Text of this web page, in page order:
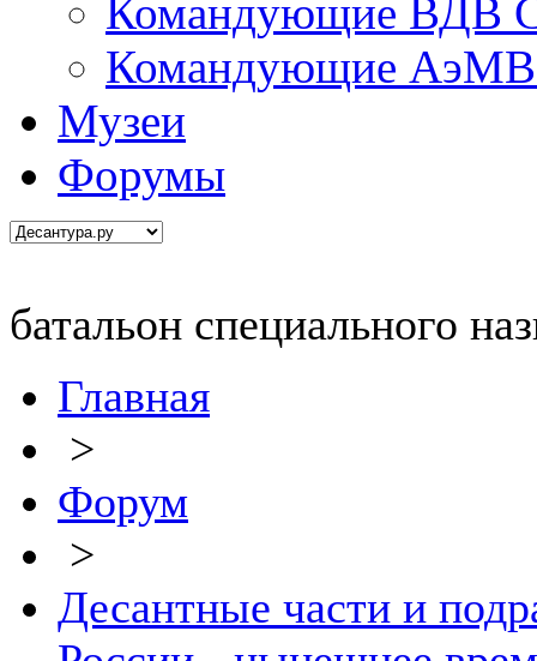
Командующие ВДВ
Командующие АэМВ
Музеи
Форумы
батальон специального
Главная
>
Форум
>
Десантные части и